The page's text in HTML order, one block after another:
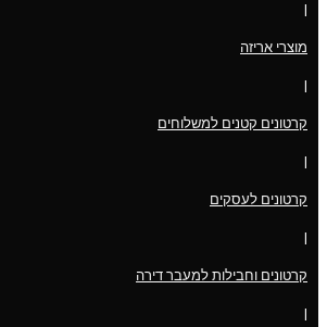
|
מוצרי אריזה
|
קרטונים קטנים למשלוחים
|
קרטונים לעסקים
|
קרטונים וחבילות למעבר דירה
|